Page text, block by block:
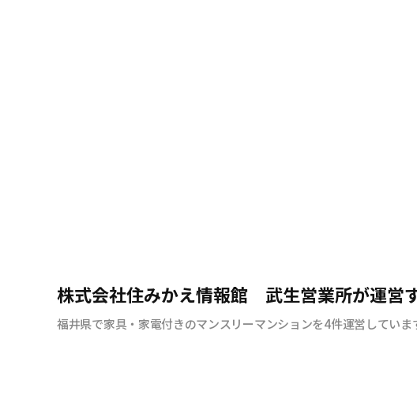
株式会社住みかえ情報館 武生営業所が運営
福井県で家具・家電付きのマンスリーマンションを4件運営していま